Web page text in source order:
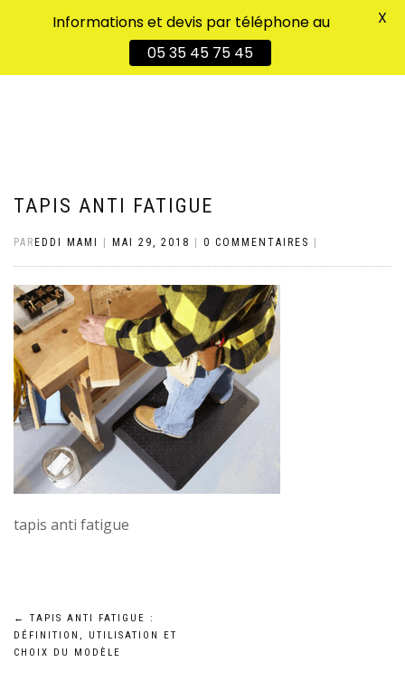
TAPIS ANTI FATIGUE
PAR EDDI MAMI MAI 29, 2018 0 COMMENTAIRES
tapis anti fatigue
Navigation
de
←
TAPIS ANTI FATIGUE :
DÉFINITION, UTILISATION ET
CHOIX DU MODÈLE
Informations et devis par téléphone au
05 35 45 75 45
X